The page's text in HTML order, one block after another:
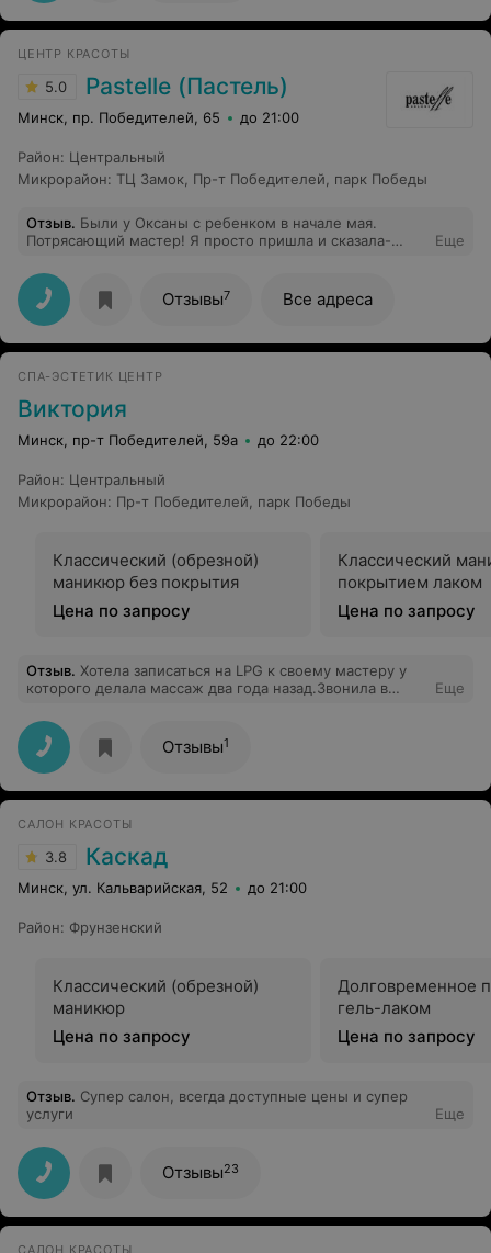
ЦЕНТР КРАСОТЫ
5.0 Pastelle (Пастель)
Минск, пр. Победителей, 65 до 21:00
Район: Центральный
Микрорайон: ТЦ Замок Пр-т Победителей парк Победы
Отзыв. Были у Оксаны с ребенком в начале мая.
Потрясающий мастер! Я просто пришла и сказала-
смотря на достаточно редкие волосы ребенка, она
сделала фэйд, идеальную челку. Прекрасно
справлялась с неусидчивым ребенком. Есть с чем
сравнить. Теперь только к этому мастеру.
Еще
Отзывы7 Все адреса
СПА-ЭСТЕТИК ЦЕНТР
Виктория
Минск, пр-т Победителей, 59а до 22:00
Район: Центральный
Микрорайон: Пр-т Победителей парк Победы
Классический (обрезной)
маникюр без покрытия
Цена по запросу
Классический
покрытием лаком
Цена по запросу
Отзыв. Хотела записаться на LPG к своему мастеру у
которого делала массаж два года назад.Звонила в
расписания мастеров)!Приехала к ним в апреле
записываться-опять рано!Звоню в конце апреля,а мне
говорят:"Вы знаете, расписания еще нет,но уже все
предварительно расписано."Т.е. люди записываются не
зная будет ли работать их мастер просто наугад.А
побывала у всех,конечно выбрала лучшего.И в
итоге.............Мда....Странная позиция
руководителя.Девочки на рецепции совсем не
опытные.
Еще
Отзывы1
САЛОН КРАСОТЫ
3.8 Каскад
Минск, ул. Кальварийская, 52 до 21:00
Район: Фрунзенский
Классический (обрезной)
маникюр
Цена по запросу
Долговременное
гель-лаком
Цена по запросу
Отзыв. Супер салон, всегда доступные цены и супер
услуги
Еще
Отзывы23
САЛОН КРАСОТЫ